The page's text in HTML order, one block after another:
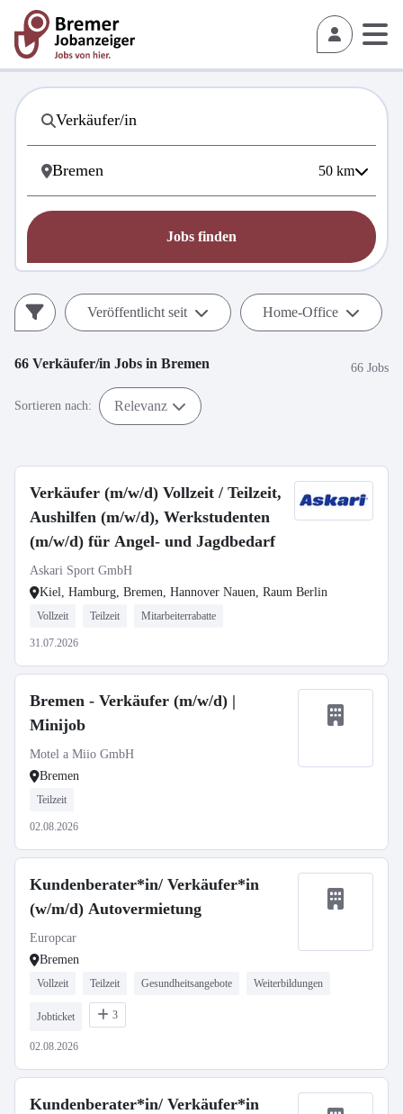
50 km
Jobs finden
Veröffentlicht seit Home-Office
66 Verkäufer/in Jobs in Bremen 66 Jobs
Sortieren nach: Relevanz
Verkäufer (m/w/d) Vollzeit / Teilzeit,
Aushilfen (m/w/d), Werkstudenten
(m/w/d) für Angel- und Jagdbedarf
Askari Sport GmbH
Kiel, Hamburg, Bremen, Hannover Nauen, Raum Berlin
Vollzeit Teilzeit Mitarbeiterrabatte
31.07.2026
Bremen - Verkäufer (m/w/d) |
Minijob
Motel a Miio GmbH
Bremen
Teilzeit
02.08.2026
Kundenberater*in/ Verkäufer*in
(w/m/d) Autovermietung
Europcar
Bremen
Vollzeit Teilzeit Gesundheitsangebote Weiterbildungen
Jobticket 3
02.08.2026
Kundenberater*in/ Verkäufer*in